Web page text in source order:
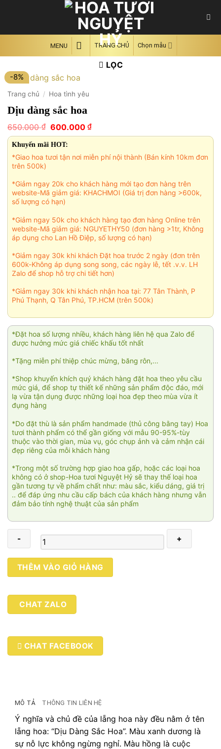
MENU TRANG CHỦ Chọn mẫu
LỌC
-8%
Trang chủ / Hoa tình yêu
Dịu dàng sắc hoa
650.000₫ Giá
gốc
là:
650.000 ₫.
600.000 ₫Giá
hiện
600.000 ₫.
Khuyến mãi HOT:
*Giao hoa tươi tận nơi miễn phí nội thành (Bán kính 10km đơn
trên 500k)
*Giảm ngay 20k cho khách hàng mới tạo đơn hàng trên
website-Mã giảm giá: KHACHMOI (Giá trị đơn hàng >600k,
số lượng có hạn)
*Giảm ngay 50k cho khách hàng tạo đơn hàng Online trên
website-Mã giảm giá: NGUYETHY50 (đơn hàng >1tr, Không
áp dụng cho Lan Hồ Điệp, số lượng có hạn)
*Giảm ngay 30k khi khách Đặt hoa trước 2 ngày (đơn trên
600k-Không áp dụng song song, các ngày lễ, tết .v.v. LH
Zalo để shop hỗ trợ chi tiết hơn)
*Giảm ngay 30k khi khách nhận hoa tại: 77 Tân Thành, P
Phú Thạnh, Q Tân Phú, TP.HCM (trên 500k)
*Đặt hoa số lượng nhiều, khách hàng liên hệ qua Zalo để
được hưởng mức giá chiếc khấu tốt nhất
*Tặng miễn phí thiệp chúc mừng, băng rôn,...
*Shop khuyến khích quý khách hàng đặt hoa theo yêu cầu
mức giá, để shop tự thiết kế những sản phẩm độc đáo, mới
lạ vừa tận dụng được những loại hoa đẹp theo mùa vừa ít
đụng hàng
*Do đặt thù là sản phẩm handmade (thủ công bằng tay) Hoa
tươi thành phẩm có thể gần giống với mẫu 90-95%-tùy
thuộc vào thời gian, mùa vụ, góc chụp ảnh và cảm nhận cái
đẹp riêng của mỗi khách hàng
*Trong một số trường hợp giao hoa gấp, hoặc các loại hoa
không có ở shop-Hoa tươi Nguyệt Hỷ sẽ thay thế loại hoa
gần tương tự về phẩm chất như: màu sắc, kiểu dáng, giá trị
.. để đáp ứng nhu cầu cấp bách của khách hàng nhưng vẫn
đảm bảo tính nghệ thuật của sản phẩm
Dịu
dàng
hoa
THÊM VÀO GIỎ HÀNG
CHAT ZALO
CHAT FACEBOOK
MÔ TẢ THÔNG TIN LIÊN HỆ
Ý nghĩa và chủ đề của lẵng hoa này đều nằm ở tên
lẵng hoa: “Dịu Dàng Sắc Hoa”. Màu xanh dương là
sự nỗ lực không ngừng nghỉ. Màu hồng là cuộc